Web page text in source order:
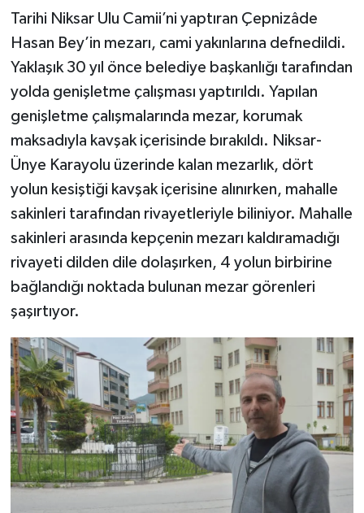
Tarihi Niksar Ulu Camii’ni yaptıran Çepnizâde
Hasan Bey’in mezarı, cami yakınlarına defnedildi.
Yaklaşık 30 yıl önce belediye başkanlığı tarafından
yolda genişletme çalışması yaptırıldı. Yapılan
genişletme çalışmalarında mezar, korumak
maksadıyla kavşak içerisinde bırakıldı. Niksar-
Ünye Karayolu üzerinde kalan mezarlık, dört
yolun kesiştiği kavşak içerisine alınırken, mahalle
sakinleri tarafından rivayetleriyle biliniyor. Mahalle
sakinleri arasında kepçenin mezarı kaldıramadığı
rivayeti dilden dile dolaşırken, 4 yolun birbirine
bağlandığı noktada bulunan mezar görenleri
şaşırtıyor.
TREND
MEDYA
OTOMOTİV
TEKNOLOJİ
YAŞAM
KÜLTÜR SANAT